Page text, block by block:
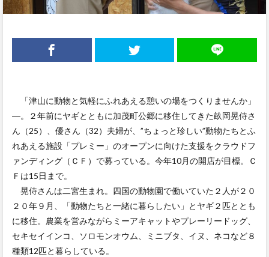
「津山に動物と気軽にふれあえる憩いの場をつくりませんか」
―。２年前にヤギとともに加茂町公郷に移住してきた畝岡晃侍さ
ん（25）、優さん（32）夫婦が、”ちょっと珍しい”動物たちとふ
れあえる施設「プレミー」のオープンに向けた支援をクラウドフ
ァンディング（ＣＦ）で募っている。今年10月の開店が目標。Ｃ
Ｆは15日まで。
晃侍さんは二宮生まれ。四国の動物園で働いていた２人が２０
２０年９月、「動物たちと一緒に暮らしたい」とヤギ２匹ととも
に移住。農業を営みながらミーアキャットやプレーリードッグ、
セキセイインコ、ソロモンオウム、ミニブタ、イヌ、ネコなど８
種類12匹と暮らしている。